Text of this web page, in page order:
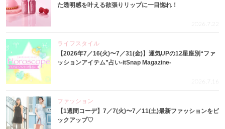
た透明感を叶える欲張りリップに一目惚れ！
2026.7.22
ライフスタイル
【2026年7／16(火)〜7／31(金)】運気UPの12星座別“ファ
ッションアイテム”占い-itSnap Magazine-
2026.7.16
ファッション
【1週間コーデ】7／7(火)〜7／11(土)最新ファッションをピ
ックアップ♡